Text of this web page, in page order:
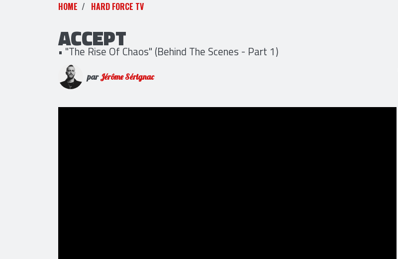
HOME HARD FORCE TV
ACCEPT
• "The Rise Of Chaos" (Behind The Scenes - Part 1)
parJérôme Sérignac